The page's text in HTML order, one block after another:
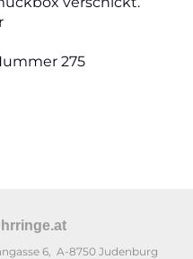
275
6, A-8750 Judenburg